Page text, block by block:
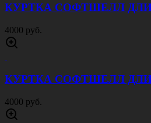
КУРТКА СОФТШЕЛЛ
4000 руб.
КУРТКА СОФТШЕЛЛ
4000 руб.